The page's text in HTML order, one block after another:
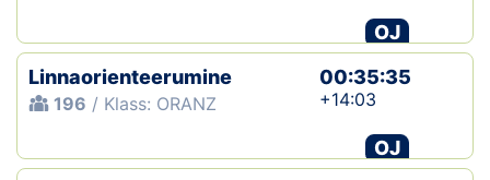
OJ
Linnaorienteerumine
196 / Klass: ORANZ
00:35:35
+14:03
OJ